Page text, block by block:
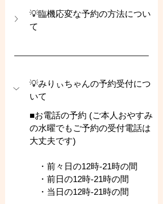
💡臨機応変な予約の方法につい
て
💡みりぃちゃんの予約受付につ
いて
■お電話の予約 (ご本人おやすみ
の水曜でもご予約の受付電話は
大丈夫です)
・前々日の12時-21時の間
・前日の12時-21時の間
・当日の12時-21時の間